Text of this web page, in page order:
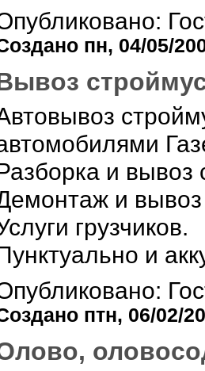
пн, 04/05/
и вывоз
и
грузчиков.
и
птн, 06/02/